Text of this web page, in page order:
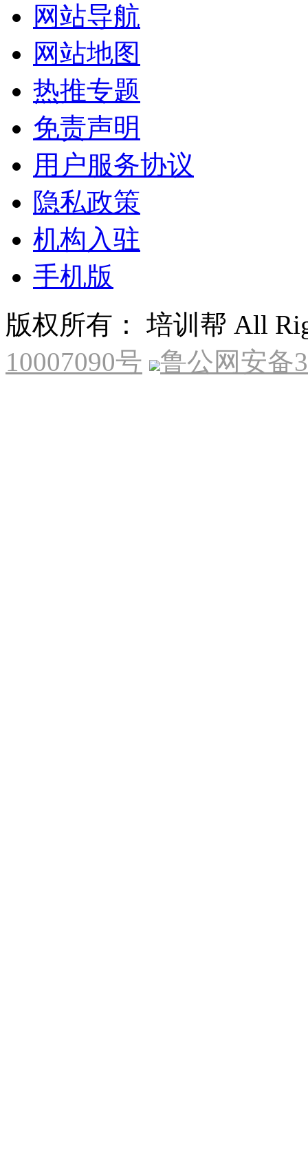
网站导航
网站地图
热推专题
免责声明
用户服务协议
隐私政策
机构入驻
手机版
版权所有： 培训帮 All
10007090号
鲁公网安备